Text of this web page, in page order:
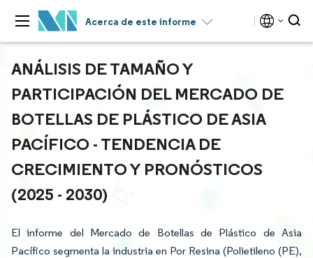
Acerca de este informe
ANÁLISIS DE TAMAÑO Y
PARTICIPACIÓN DEL MERCADO DE
BOTELLAS DE PLÁSTICO DE ASIA
PACÍFICO - TENDENCIA DE
CRECIMIENTO Y PRONÓSTICOS
(2025 - 2030)
El informe del Mercado de Botellas de Plástico de Asia
Pacífico segmenta la industria en Por Resina (Polietileno (PE),